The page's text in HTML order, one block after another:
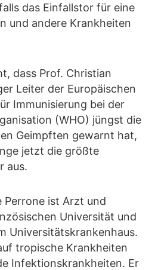
das Einfallstor für eine
und andere Krankheiten
dass Prof. Christian
Leiter der Europäischen
Immunisierung bei der
(WHO) jüngst die
Geimpften gewarnt hat,
jetzt die größte
aus.
Perrone ist Arzt und
Universität und
Universitätskrankenhaus.
tropische Krankheiten
Infektionskrankheiten. Er